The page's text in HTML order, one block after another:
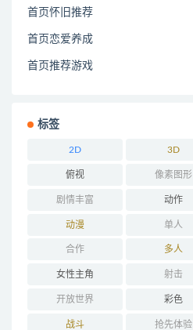
首页怀旧推荐
首页恋爱养成
首页推荐游戏
标签
2D 3D
俯视 像素图形
剧情丰富 动作
动漫 单人
合作 多人
女性主角 射击
开放世界 彩色
战斗 抢先体验